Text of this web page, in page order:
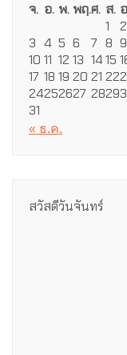
จ. อ. พ.พฤ.ศ. ส.
1
2
3 4 5 6 7 8 9
10 11 12 13 1415
17 18 19 20 21 22
24252627 2829
31
« ธ.ค.
สวัสดีวันจันทร์